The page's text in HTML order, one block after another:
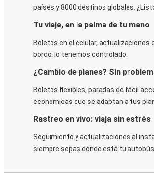
países y 8000 destinos globales.
Tu viaje, en la palma de tu mano
Boletos en el celular, actualizaciones
bordo: lo tenemos controlado.
¿Cambio de planes? Sin
Boletos flexibles, paradas de fácil
económicas que se adaptan a tus
Rastreo en vivo: viaja sin estrés
Seguimiento y actualizaciones al
siempre sepas dónde está tu autobús.